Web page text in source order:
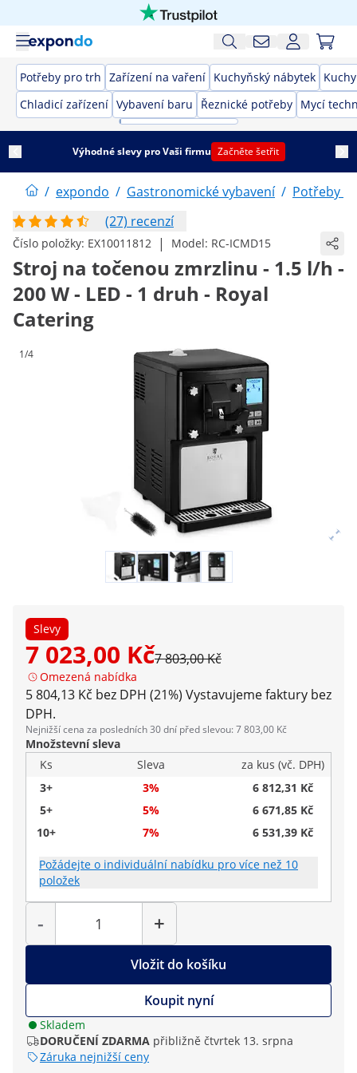
Potřeby pro trh Zařízení na vaření Kuchyňský nábytek
Chladicí zařízení Vybavení baru Řeznické potřeby Mycí
Výhodné slevy pro Vaši firmu Začněte šetřit
/ expondo / Gastronomické vybavení / Potřeby
(27) recenzí
Číslo položky: EX10011812 | Model: RC-ICMD15
Stroj na točenou zmrzlinu - 1.5 l/h -
200 W - LED - 1 druh - Royal
Catering
1/4
Slevy
7 023,00 Kč7 803,00 Kč
Omezená nabídka
5 804,13 Kč bez DPH (21%) Vystavujeme faktury bez
DPH.
Nejnižší cena za posledních 30 dní před slevou: 7 803,00 Kč
Množstevní sleva
Ks
Sleva
za kus (vč. DPH)
3+
3%
6 812,31 Kč
5+
5%
6 671,85 Kč
10+
7% 6 531,39 Kč
Požádejte o individuální nabídku pro více než 10
položek
-
Počet
+
Vložit do košíku
Koupit nyní
Skladem
DORUČENÍ ZDARMA přibližně čtvrtek 13. srpna
Záruka nejnižší ceny